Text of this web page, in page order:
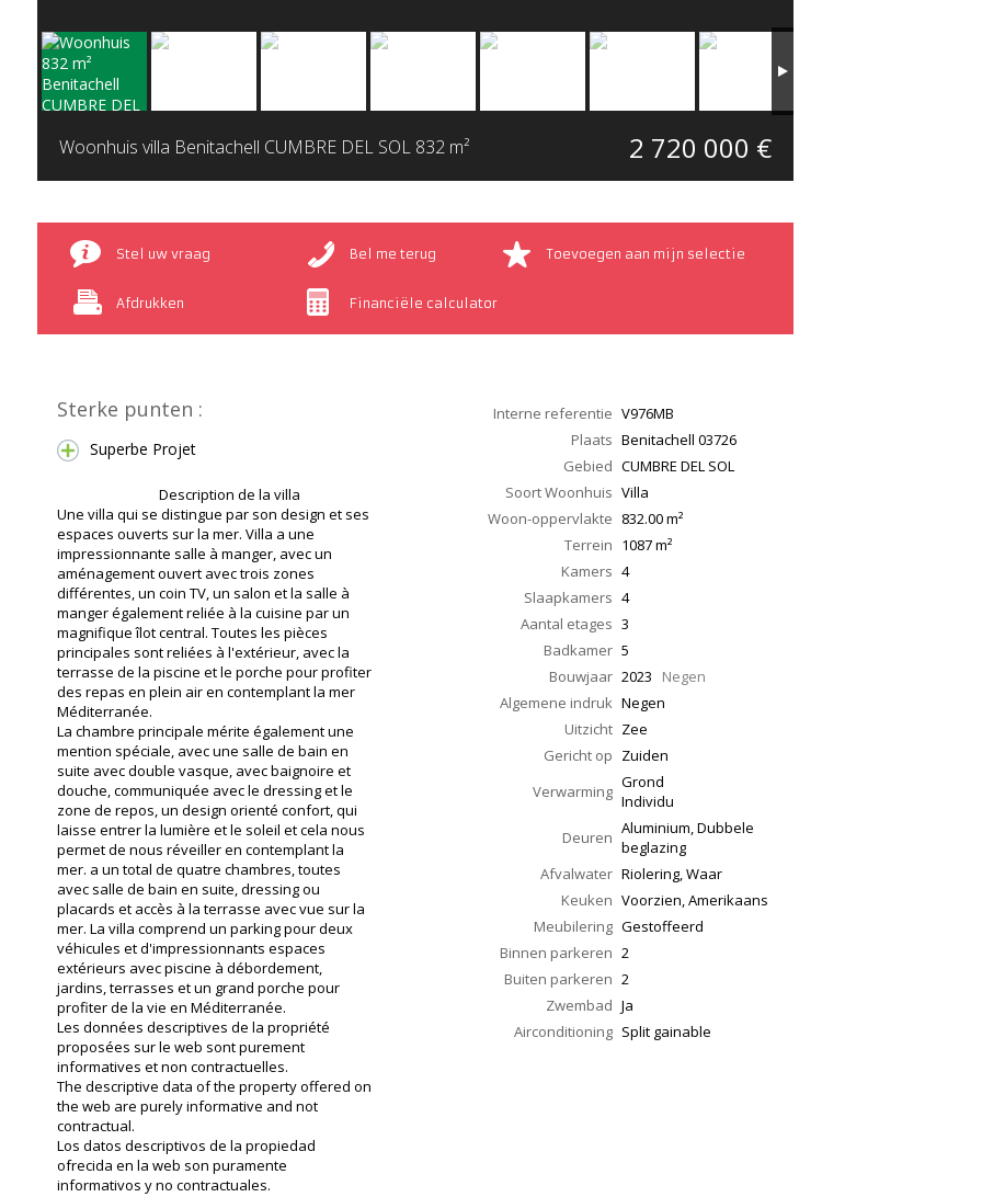
Woonhuis villa Benitachell CUMBRE DEL SOL 832 m² 2 720 000 €
Stel uw vraag Bel me terug Toevoegen aan mijn selectie
Afdrukken Financiële calculator
Sterke punten :
Superbe Projet
Description de la villa
Une villa qui se distingue par son design et ses
espaces ouverts sur la mer. Villa a une
impressionnante salle à manger, avec un
aménagement ouvert avec trois zones
différentes, un coin TV, un salon et la salle à
manger également reliée à la cuisine par un
magnifique îlot central. Toutes les pièces
principales sont reliées à l'extérieur, avec la
terrasse de la piscine et le porche pour profiter
des repas en plein air en contemplant la mer
Méditerranée.
La chambre principale mérite également une
mention spéciale, avec une salle de bain en
suite avec double vasque, avec baignoire et
douche, communiquée avec le dressing et le
zone de repos, un design orienté confort, qui
laisse entrer la lumière et le soleil et cela nous
permet de nous réveiller en contemplant la
mer. a un total de quatre chambres, toutes
avec salle de bain en suite, dressing ou
placards et accès à la terrasse avec vue sur la
mer. La villa comprend un parking pour deux
véhicules et d'impressionnants espaces
extérieurs avec piscine à débordement,
jardins, terrasses et un grand porche pour
profiter de la vie en Méditerranée.
Les données descriptives de la propriété
proposées sur le web sont purement
informatives et non contractuelles.
The descriptive data of the property offered on
the web are purely informative and not
contractual.
Los datos descriptivos de la propiedad
ofrecida en la web son puramente
informativos y no contractuales.
Interne referentie V976MB
Plaats Benitachell 03726
Gebied CUMBRE DEL SOL
Soort Woonhuis Villa
Woon-oppervlakte 832.00m²
Terrein 1087 m²
Kamers 4
Slaapkamers 4
Aantal etages 3
Badkamer 5
Bouwjaar 2023 Negen
Algemene indruk Negen
Uitzicht Zee
Gericht op Zuiden
Verwarming Grond
Individu
Deuren Aluminium, Dubbele
beglazing
Afvalwater Riolering, Waar
Keuken Voorzien, Amerikaans
Meubilering Gestoffeerd
Binnen parkeren 2
Buiten parkeren 2
Zwembad Ja
Airconditioning Split gainable